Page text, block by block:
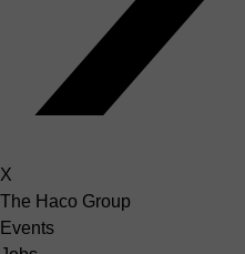
X
The Haco Group
Events